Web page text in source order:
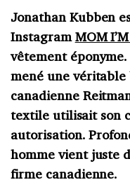
Jonathan Kubben
InstagramMOM
vêtement
mené une
canadienne
textile utilisait son
autorisation.
homme vient juste
firme canadienne.